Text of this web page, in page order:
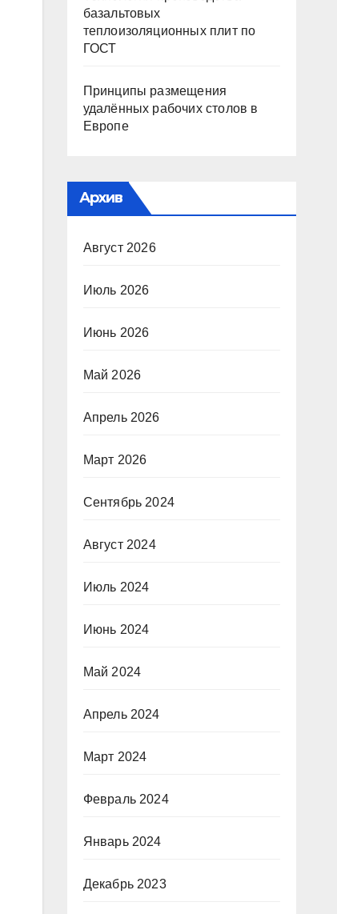
базальтовых
теплоизоляционных плит по
ГОСТ
Принципы размещения
удалённых рабочих столов в
Европе
Архив
Август 2026
Июль 2026
Июнь 2026
Май 2026
Апрель 2026
Март 2026
Сентябрь 2024
Август 2024
Июль 2024
Июнь 2024
Май 2024
Апрель 2024
Март 2024
Февраль 2024
Январь 2024
Декабрь 2023